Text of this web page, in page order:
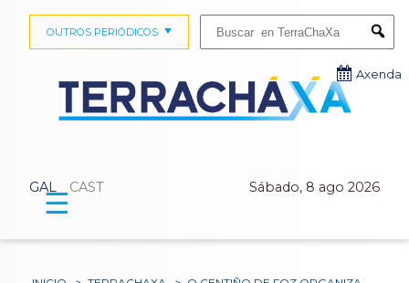
GAL CAST Sábado, 8 ago 2026
OUTROS PERIÓDICOS
Axenda
☰